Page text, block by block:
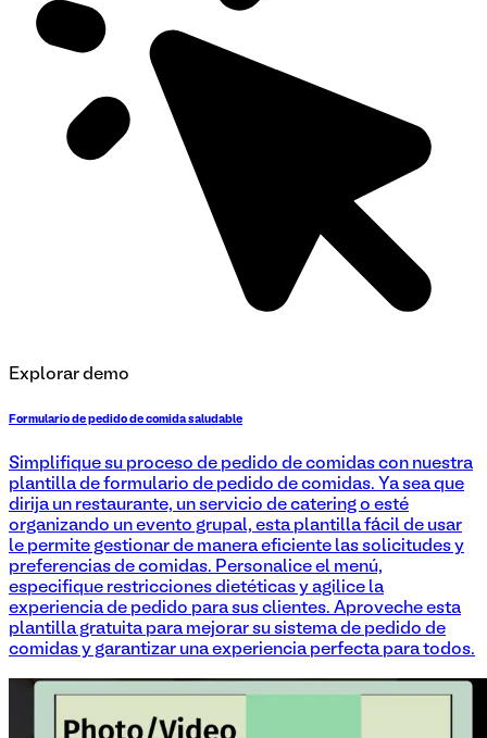
Explorar demo
Formulario de pedido de comida saludable
Simplifique su proceso de pedido de comidas con nuestra
plantilla de formulario de pedido de comidas. Ya sea que
dirija un restaurante, un servicio de catering o esté
organizando un evento grupal, esta plantilla fácil de usar
le permite gestionar de manera eficiente las solicitudes y
preferencias de comidas. Personalice el menú,
especifique restricciones dietéticas y agilice la
experiencia de pedido para sus clientes. Aproveche esta
plantilla gratuita para mejorar su sistema de pedido de
comidas y garantizar una experiencia perfecta para todos.